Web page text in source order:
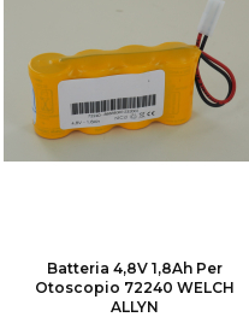
Batteria 4,8V 1,8Ah Per
Otoscopio 72240 WELCH
ALLYN